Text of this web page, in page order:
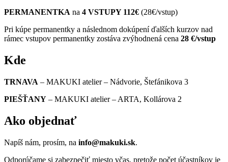
PERMANENTKA na 4 VSTUPY 112€ (28€/vstup)
Pri kúpe permanentky a následnom dokúpení ďalších kurzov nad
rámec vstupov permanentky zostáva zvýhodnená cena 28 €/vstup
Kde
TRNAVA – MAKUKI atelier – Nádvorie, Štefánikova 3
PIEŠŤANY – MAKUKI atelier – ARTA, Kollárova 2
Ako objednať
Napíš nám, prosím, na info@makuki.sk.
Odporúčame si zabezpečiť miesto včas, pretože počet účastníkov je